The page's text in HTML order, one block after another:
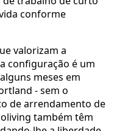
conforme
valorizam a
configuração é um
meses em
- sem o
de arrendamento de
também têm